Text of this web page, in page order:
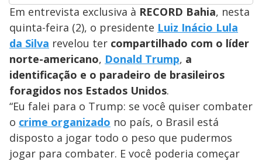
Em entrevista exclusiva à RECORD Bahia, nesta
quinta-feira (2), o presidente Luiz Inácio Lula
da Silva revelou ter compartilhado com o líder
norte-americano, Donald Trump, a
identificação e o paradeiro de brasileiros
foragidos nos Estados Unidos.
“Eu falei para o Trump: se você quiser combater
o crime organizado no país, o Brasil está
disposto a jogar todo o peso que pudermos
jogar para combater. E você poderia começar